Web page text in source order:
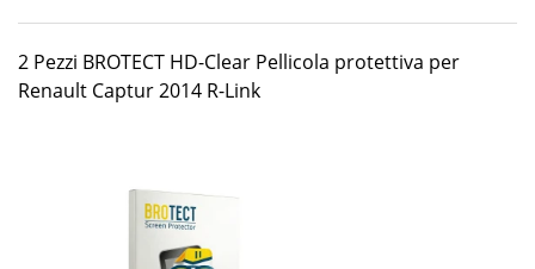
2 Pezzi BROTECT HD-Clear Pellicola protettiva per
Renault Captur 2014 R-Link